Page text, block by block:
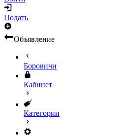
Подать
Объявление
Боровичи
Кабинет
Категории